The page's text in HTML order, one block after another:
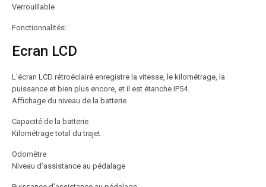
Verrouillable
Fonctionnalités:
Ecran LCD
L’écran LCD rétroéclairé enregistre la vitesse, le kilométrage, la
puissance et bien plus encore, et il est étanche IP54.
Affichage du niveau de la batterie
Capacité de la batterie
Kilométrage total du trajet
Odomètre
Niveau d’assistance au pédalage